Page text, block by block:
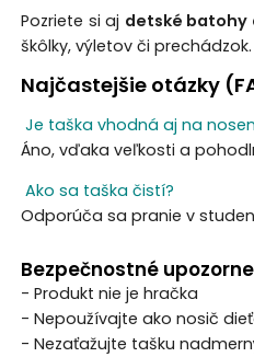
Pozriete si aj detské batohy
škôlky, výletov či prechádzok.
Najčastejšie otázky
Je taška vhodná aj na
Áno, vďaka veľkosti a
Ako sa taška čistí?
Odporúča sa pranie v
Bezpečnostné
- Produkt nie je hračka
- Nepoužívajte ako nosič
- Nezaťažujte tašku